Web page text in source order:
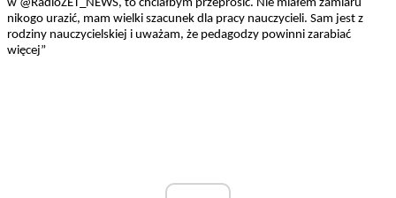
w @RadioZET_NEWS, to chciałbym przeprosić. Nie miałem zamiaru
nikogo urazić, mam wielki szacunek dla pracy nauczycieli. Sam jest z
rodziny nauczycielskiej i uważam, że pedagodzy powinni zarabiać
więcej”